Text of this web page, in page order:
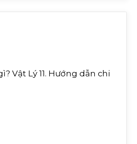
Vật Lý 11. Hướng dẫn chi